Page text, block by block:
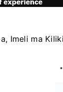
Imeli ma